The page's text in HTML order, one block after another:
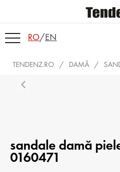
RO/EN
TENDENZ.RO DAMĂ
sandale damă
0160471